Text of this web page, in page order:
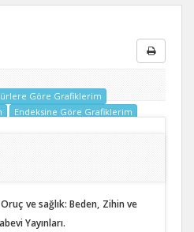
Göre Grafiklerim
Endeksine Göre Grafiklerim
ve sağlık: Beden, Zihin ve
Yayınları.